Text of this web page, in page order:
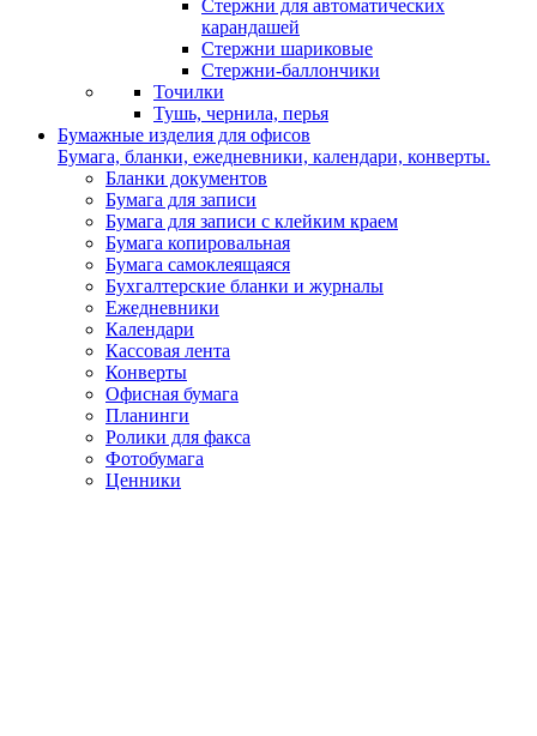
Стержни для автоматических
карандашей
Стержни шариковые
Стержни-баллончики
Точилки
Тушь, чернила, перья
Бумажные изделия для офисов
Бумага, бланки, ежедневники, календари, конверты.
Бланки документов
Бумага для записи
Бумага для записи с клейким краем
Бумага копировальная
Бумага самоклеящаяся
Бухгалтерские бланки и журналы
Ежедневники
Календари
Кассовая лента
Конверты
Офисная бумага
Планинги
Ролики для факса
Фотобумага
Ценники